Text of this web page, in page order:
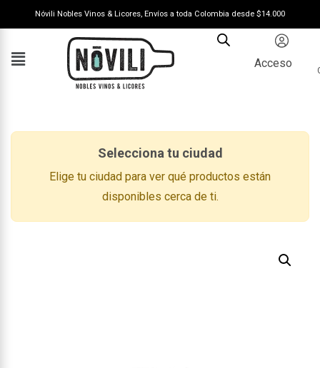
Nóvili Nobles Vinos & Licores, Envíos a toda Colombia desde $14.000
Acceso
Selecciona tu ciudad
Elige tu ciudad para ver qué productos están
disponibles cerca de ti.